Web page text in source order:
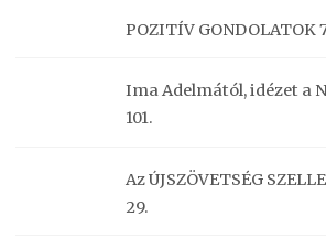
POZITÍV GONDOLATOK
Ima Adelmától, idézet a
101.
Az ÚJSZÖVETSÉG
29.